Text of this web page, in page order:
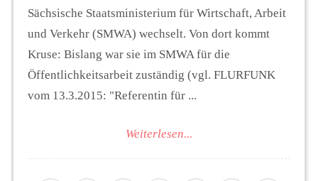
Sächsische Staatsministerium für Wirtschaft, Arbeit
und Verkehr (SMWA) wechselt. Von dort kommt
Kruse: Bislang war sie im SMWA für die
Öffentlichkeitsarbeit zuständig (vgl. FLURFUNK
vom 13.3.2015: "Referentin für ...
Weiterlesen...